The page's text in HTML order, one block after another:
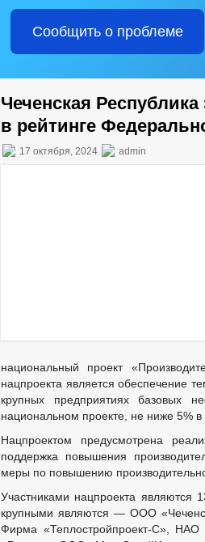
Сообщить о проблеме
Чеченская
в рейтинге
17 октября, 2024 admin
национальный проект
нацпроекта является обеспечение
крупных предприятиях базовых
национальном проекте, не ниже 5% в
Нацпроектом предусмотрена
поддержка повышения
меры по повышению
Участниками нацпроекта являются
крупными являются — ООО
Фирма «Теплостройпроект-С»,